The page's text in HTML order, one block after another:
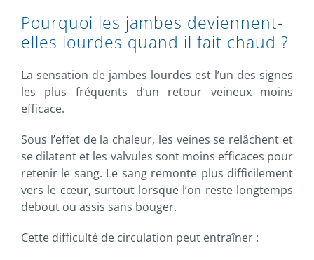
Pourquoi les jambes deviennent-
elles lourdes quand il fait chaud ?
La sensation de jambes lourdes est l’un des signes
les plus fréquents d’un retour veineux moins
efficace.
Sous l’effet de la chaleur, les veines se relâchent et
se dilatent et les valvules sont moins efficaces pour
retenir le sang. Le sang remonte plus difficilement
vers le cœur, surtout lorsque l’on reste longtemps
debout ou assis sans bouger.
Cette difficulté de circulation peut entraîner :